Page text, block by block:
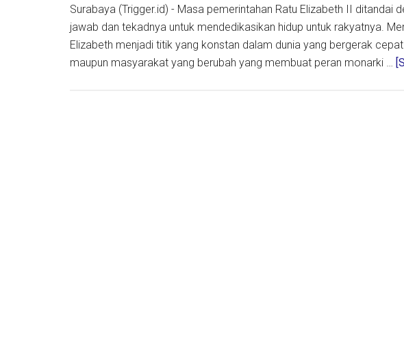
Surabaya (Trigger.id) - Masa pemerintahan Ratu Elizabeth II ditandai
jawab dan tekadnya untuk mendedikasikan hidup untuk rakyatnya.
Elizabeth menjadi titik yang konstan dalam dunia yang bergerak
maupun masyarakat yang berubah yang membuat peran monarki …